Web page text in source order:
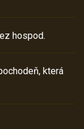
hospod.
která